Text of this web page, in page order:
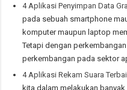
4 Aplikasi Penyimpan Data
pada sebuah smartphone
komputer maupun laptop
Tetapi dengan
perkembangan pada sektor
4 Aplikasi Rekam Suara
kita dalam melakukan